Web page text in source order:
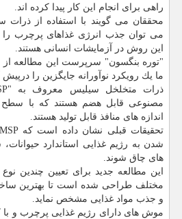
راهی برای انجام این كار پیدا كرده اند.
محققان می گویند با استفاده از
می توان جذب انرژی غذاهای پرچرب
این روش در آزمایشات انسانی هستند.
"توره بنگسون" سرپرست این مطالعه از
ما یك رویكرد نوآورانه جایگزین را درپیش
مصنوعی قابل هضم هستند كه با
اندازه های منافذ قابل تولید هستند.
شدن به رژیم غذایی استاندارد
های چاق شوند.
مختلف طراحی شده است تا بهترین
و جذب مواد غذایی مشخص نماید.
موش های دارای رژیم غذایی پرچرب و